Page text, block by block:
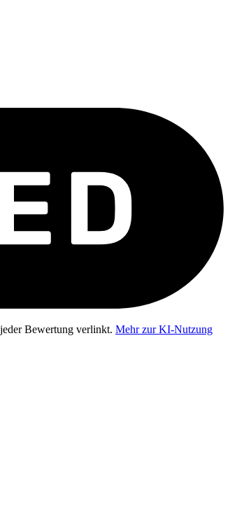
Bewertung verlinkt. Mehr zur KI-Nutzung